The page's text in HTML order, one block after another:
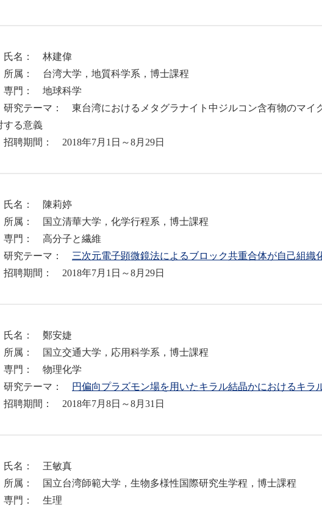
氏名： 林建偉
： 台湾大学，地質科学系，博士課程
門： 地球科学
テーマ： 東台湾におけるメタグラナイト中ジルコン含有物のマイ
する意義
期間： 2018年7月1日～8月29日
氏名： 陳莉婷
： 国立清華大学，化学行程系，博士課程
： 高分子と繊維
究テーマ： 三次元電子顕微鏡法によるブロック共重合体が自己組織
期間： 2018年7月1日～8月29日
氏名： 鄭安婕
： 国立交通大学，応用科学系，博士課程
門： 物理化学
究テーマ：
円偏向プラズモン場を用いたキラル結晶かにおけるキラ
期間： 2018年7月8日～8月31日
氏名： 王敏真
： 国立台湾師範大学，生物多様性国際研究生学程，博士課程
門： 生理